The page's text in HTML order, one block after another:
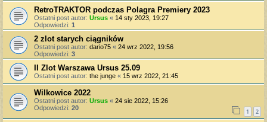
RetroTRAKTOR podczas Polagra Premiery 2023
Ostatni post autor: Ursus « 14 sty 2023, 19:27
Odpowiedzi: 1
2 zlot starych ciągników
Ostatni post autor: dario75 « 24 wrz 2022, 19:56
Odpowiedzi: 3
II Zlot Warszawa Ursus 25.09
Ostatni post autor: the junge « 15 wrz 2022, 21:45
Wilkowice 2022
Ostatni post autor: Ursus « 24 sie 2022, 15:26
Odpowiedzi: 20 1 2